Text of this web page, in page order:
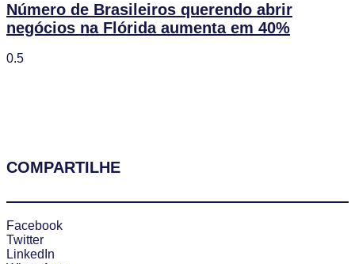
Número de Brasileiros querendo abrir
negócios na Flórida aumenta em 40%
COMPARTILHE
Facebook
Twitter
LinkedIn